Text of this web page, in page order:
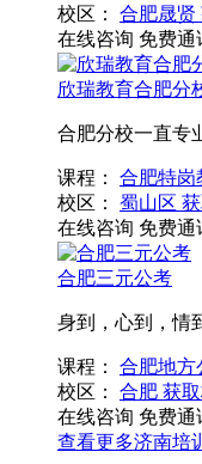
校区：
合肥晟贤
在线咨询 免费通
欣瑞教育合肥分
合肥分校一直专
课程： 合肥特岗
校区：
蜀山区
在线咨询 免费通
合肥三元公考
身到，心到，情
课程： 合肥地方
校区：
合肥 获
在线咨询 免费通
查看更多济南培